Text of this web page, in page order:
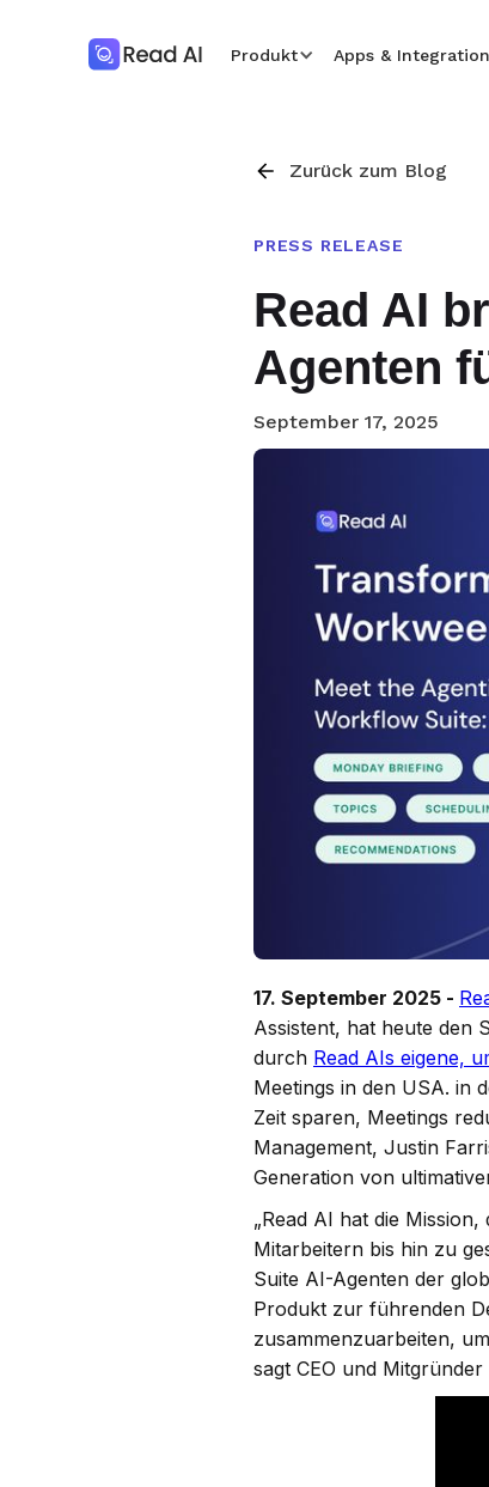
Produkt Apps &
Zurück zum Blog
PRESS RELEASE
Read AI
Agenten
September 17, 2025
17. September 2025 -
Assistent, hat heute den
durch Read AIs eigene,
Meetings in den USA. in
Zeit sparen, Meetings
Management, Justin
Generation von
„Read AI hat die
Mitarbeitern bis hin zu
Suite AI-Agenten der
Produkt zur führenden
zusammenzuarbeiten,
sagt CEO und Mitgründer